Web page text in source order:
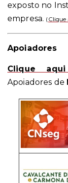
exposto no
empresa. ( Clique
Apoiadores
Clique aqui
Apoiadores de